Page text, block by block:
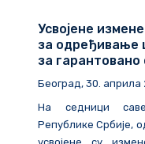
Усвојене
за одређивање
за
Београд, 30. априла
На седници
Републике Србије,